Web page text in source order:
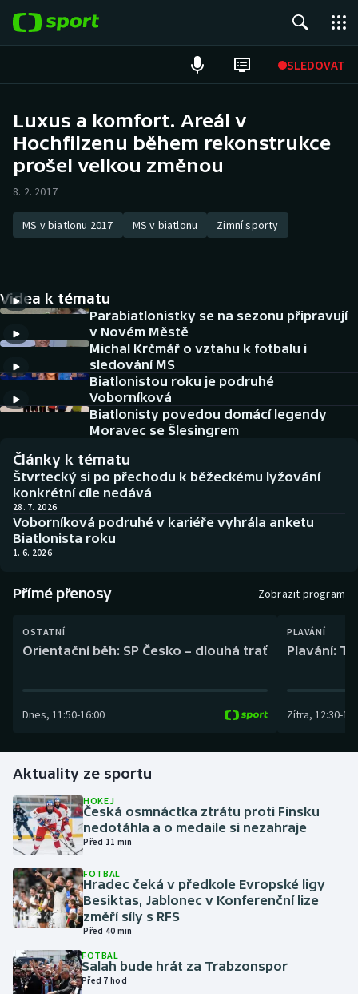
SLEDOVAT
Hokej
Atletika
DALŠÍ SPORTY
Americký fotbal
Baseball a softbal
Basketbal
Boby a skeleton
Box
Dostihy
Florbal
Golf
Gymnastika
Házená
Jezdectví
Judo
Krasobruslení
Lezení
Lyže a snowboard
NEPŘEHLÉDNĚTE
Soutěže
Historické návraty
AZ kvíz
Luxus a komfort. Areál v
Hochfilzenu během rekonstrukce
prošel velkou změnou
8. 2. 2017
MS v biatlonu 2017 MS v biatlonu Zimní sporty
Videa k tématu
Parabiatlonistky se na sezonu připravují
v Novém Městě
Michal Krčmář o vztahu k fotbalu i
sledování MS
Biatlonistou roku je podruhé
Voborníková
Biatlonisty povedou domácí legendy
Moravec se Šlesingrem
Články k tématu
Štvrtecký si po přechodu k běžeckému lyžování
konkrétní cíle nedává
28. 7. 2026
Voborníková podruhé v kariéře vyhrála anketu
Biatlonista roku
1. 6. 2026
Přímé přenosy Zobrazit program
OSTATNÍ
Orientační běh: SP Česko – dlouhá trať
Dnes, 11:50-16:00
PLAVÁNÍ
Plavání:
Zítra, 12:30-
Aktuality ze sportu
HOKEJ
Česká osmnáctka ztrátu proti Finsku
nedotáhla a o medaile si nezahraje
Před 11 min
FOTBAL
Hradec čeká v předkole Evropské ligy
Besiktas, Jablonec v Konferenční lize
změří síly s RFS
Před 40 min
FOTBAL
Salah bude hrát za Trabzonspor
Před 7 hod